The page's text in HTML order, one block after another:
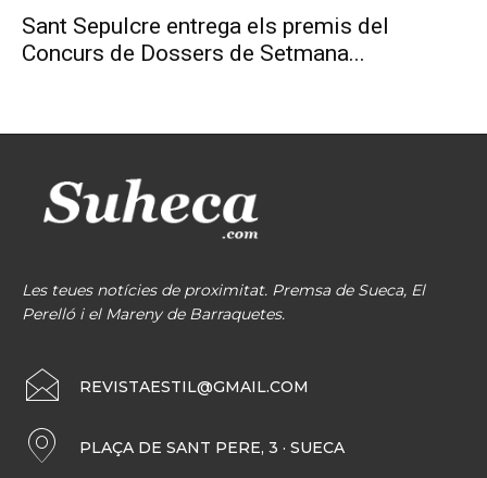
Sant Sepulcre entrega els premis del
Concurs de Dossers de Setmana...
Les teues notícies de proximitat. Premsa de Sueca, El
Perelló i el Mareny de Barraquetes.
REVISTAESTIL@GMAIL.COM
PLAÇA DE SANT PERE, 3 · SUECA